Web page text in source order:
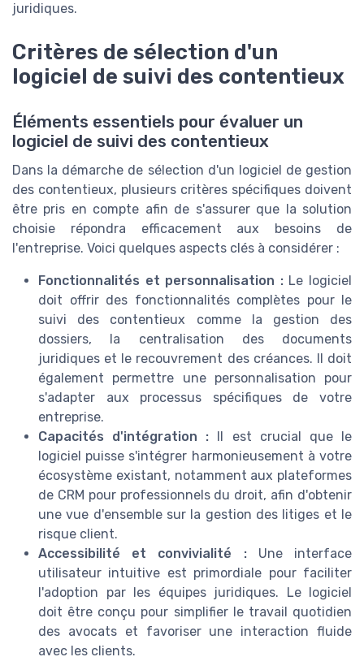
juridiques.
Critères de sélection d'un
logiciel de suivi des contentieux
Éléments essentiels pour évaluer un
logiciel de suivi des contentieux
Dans la démarche de sélection d'un logiciel de gestion
des contentieux, plusieurs critères spécifiques doivent
être pris en compte afin de s'assurer que la solution
choisie répondra efficacement aux besoins de
l'entreprise. Voici quelques aspects clés à considérer :
Fonctionnalités et personnalisation :Le logiciel
doit offrir des fonctionnalités complètes pour le
suivi des contentieux comme la gestion des
dossiers, la centralisation des documents
juridiques et le recouvrement des créances. Il doit
également permettre une personnalisation pour
s'adapter aux processus spécifiques de votre
entreprise.
Capacités d'intégration : Il est crucial que le
logiciel puisse s'intégrer harmonieusement à votre
écosystème existant, notamment aux plateformes
de CRM pour professionnels du droit, afin d'obtenir
une vue d'ensemble sur la gestion des litiges et le
risque client.
Accessibilité et convivialité :Une interface
utilisateur intuitive est primordiale pour faciliter
l'adoption par les équipes juridiques. Le logiciel
doit être conçu pour simplifier le travail quotidien
des avocats et favoriser une interaction fluide
avec les clients.